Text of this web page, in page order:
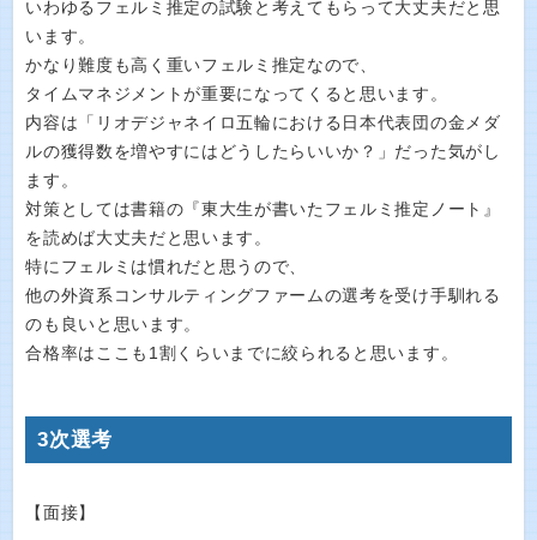
いわゆるフェルミ推定の試験と考えてもらって大丈夫だと思
います。
かなり難度も高く重いフェルミ推定なので、
タイムマネジメントが重要になってくると思います。
内容は「リオデジャネイロ五輪における日本代表団の金メダ
ルの獲得数を増やすにはどうしたらいいか？」だった気がし
ます。
対策としては書籍の『東大生が書いたフェルミ推定ノート』
を読めば大丈夫だと思います。
特にフェルミは慣れだと思うので、
他の外資系コンサルティングファームの選考を受け手馴れる
のも良いと思います。
合格率はここも1割くらいまでに絞られると思います。
3次選考
【面接】